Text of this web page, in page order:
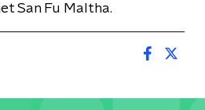
San Fu Maltha.